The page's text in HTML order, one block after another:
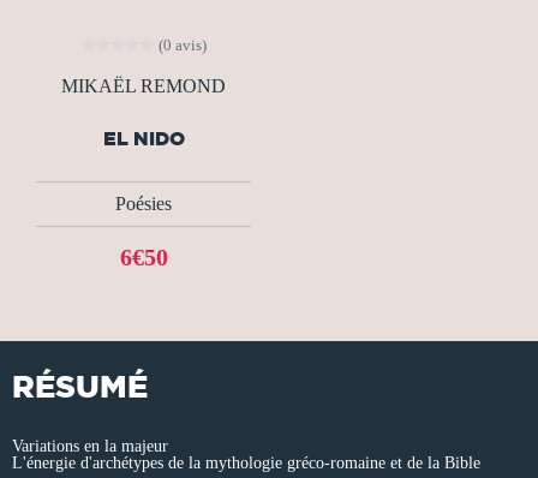
(0 avis)
MIKAËL REMOND
EL NIDO
Poésies
6€50
RÉSUMÉ
Variations en la majeur
L'énergie d'archétypes de la mythologie gréco-romaine et de la Bible